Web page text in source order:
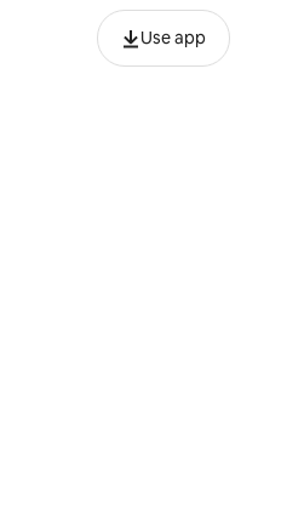
Use app